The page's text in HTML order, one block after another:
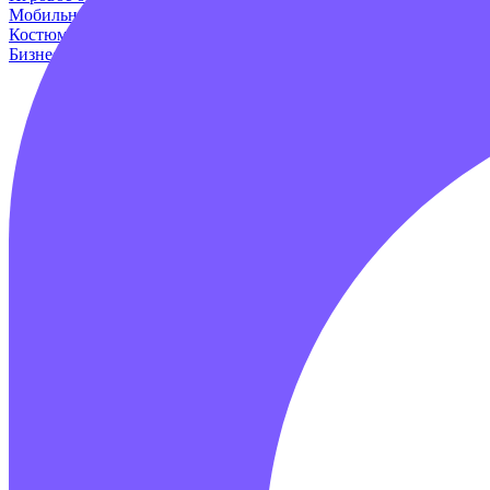
Мобильные аттракционы
Костюмы динозавров
Бизнес наборы